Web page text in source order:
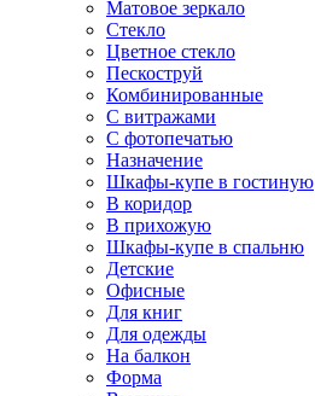
Матовое зеркало
Стекло
Цветное стекло
Пескоструй
Комбинированные
С витражами
С фотопечатью
Назначение
Шкафы-купе в гостиную
В коридор
В прихожую
Шкафы-купе в спальню
Детские
Офисные
Для книг
Для одежды
На балкон
Форма